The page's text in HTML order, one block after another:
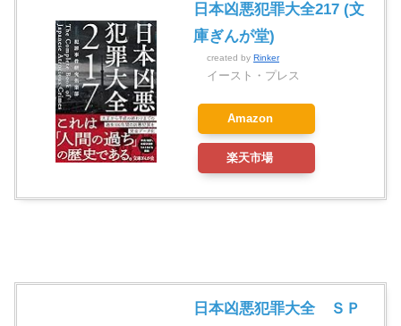
日本凶悪犯罪大全217 (文
庫ぎんが堂)
created by Rinker
イースト・プレス
Amazon
楽天市場
日本凶悪犯罪大全 ＳＰ